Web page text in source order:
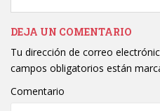
DEJA UN COMENTARIO
Tu dirección de correo
campos obligatorios están
Comentario